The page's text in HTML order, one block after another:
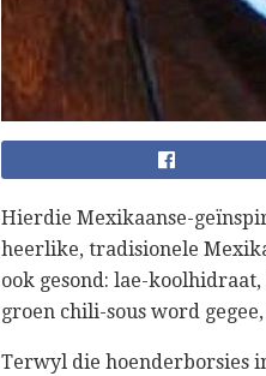
Hierdie Mexikaanse-
heerlike, tradisionele
ook gesond: lae-
groen chili-sous word
Terwyl die hoenderborsies